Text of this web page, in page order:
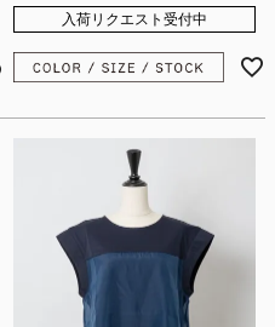
入荷リクエスト受付中